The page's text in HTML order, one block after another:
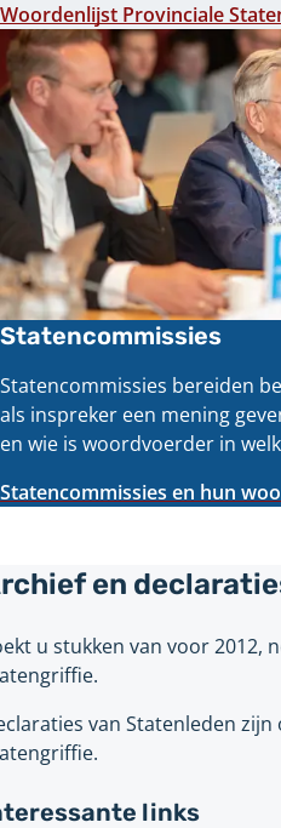
Woordenlijst Provinciale
Statencommissies
Statencommissies bereiden
als inspreker een mening
en wie is woordvoerder in
Statencommissies en hun
en
u stukken van voor 2012,
van Statenleden
links